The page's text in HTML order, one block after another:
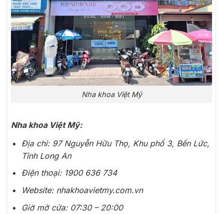
Nha khoa Việt Mỹ
Nha khoa Việt Mỹ:
Địa chỉ: 97 Nguyễn Hữu Thọ, Khu phố 3, Bến Lức,
Tỉnh Long An
Điện thoại: 1900 636 734
Website: nhakhoavietmy.com.vn
Giờ mở cửa: 07:30 – 20:00